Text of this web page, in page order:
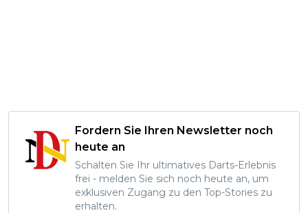
Fordern Sie Ihren Newsletter noch
heute an
Schalten Sie Ihr ultimatives Darts-Erlebnis
frei - melden Sie sich noch heute an, um
exklusiven Zugang zu den Top-Stories zu
erhalten.